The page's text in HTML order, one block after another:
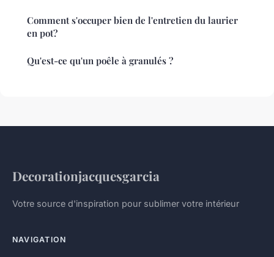
Comment s'occuper bien de l'entretien du laurier
en pot?
Qu'est-ce qu'un poêle à granulés ?
Decorationjacquesgarcia
Votre source d'inspiration pour sublimer votre intérieur
NAVIGATION